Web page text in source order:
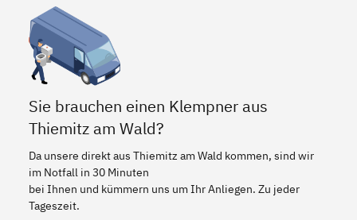
Sie brauchen einen Klempner aus
Thiemitz am Wald?
Da unsere direkt aus Thiemitz am Wald kommen, sind wir
im Notfall in 30 Minuten
bei Ihnen und kümmern uns um Ihr Anliegen. Zu jeder
Tageszeit.